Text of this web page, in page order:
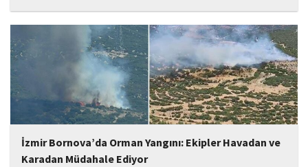
yaptığı '15 Temmuz' paylaşımı nedeniyle 'Halkı kin ve düşmanlığa
tahrik veya aşağılama' suçundan gözaltına alındı. Mahruki,
tutuklama talebiyle Sulh Ceza Hakimliği'ne sevk edildi.
İzmir Bornova’da Orman Yangını: Ekipler Havadan ve
Karadan Müdahale Ediyor